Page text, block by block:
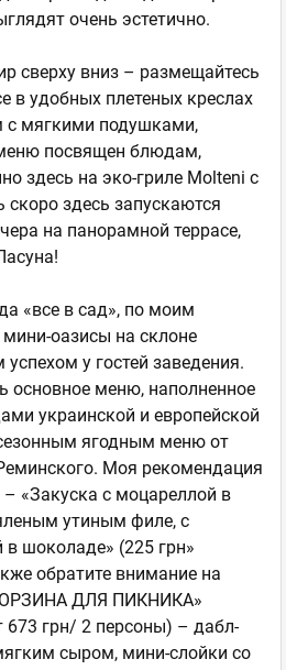
очень эстетично.
сверху вниз – размещайтесь
в удобных плетеных креслах
с мягкими подушками,
посвящен блюдам,
здесь на эко-гриле Molteni с
здесь запускаются
на панорамной террасе,
«все в сад», по моим
оазисы на склоне
у гостей заведения.
основное меню, наполненное
украинской и европейской
ягодным меню от
Моя рекомендация
«Закуска с моцареллой в
утиным филе, с
шоколаде» (225 грн»
обратите внимание на
ДЛЯ ПИКНИКА»
673 грн/ 2 персоны) – дабл-
сыром, мини-слойки со